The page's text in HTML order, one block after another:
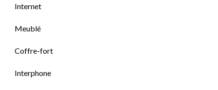
Internet
Meublé
Coffre-fort
Interphone